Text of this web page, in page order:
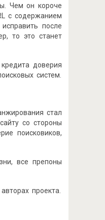
Чем он короче
с содержанием
после
то это станет
доверия
систем.
стал
со стороны
поисковиков,
все препоны
проекта.